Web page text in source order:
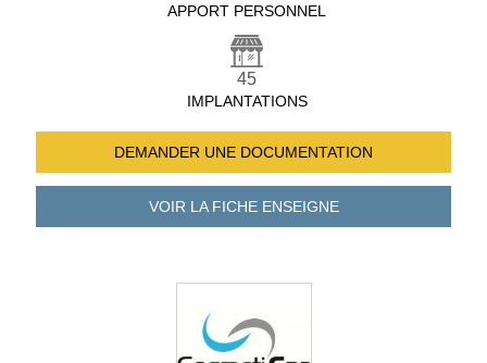
APPORT PERSONNEL
45
IMPLANTATIONS
DEMANDER UNE DOCUMENTATION
VOIR LA FICHEENSEIGNE